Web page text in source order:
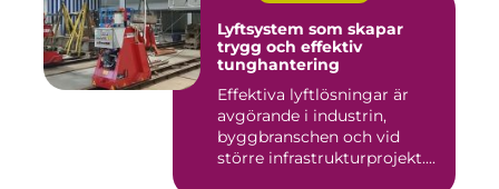
Lyftsystem som skapar
trygg och effektiv
tunghantering
Effektiva lyftlösningar är
avgörande i industrin,
byggbranschen och vid
större infrastrukturprojekt....